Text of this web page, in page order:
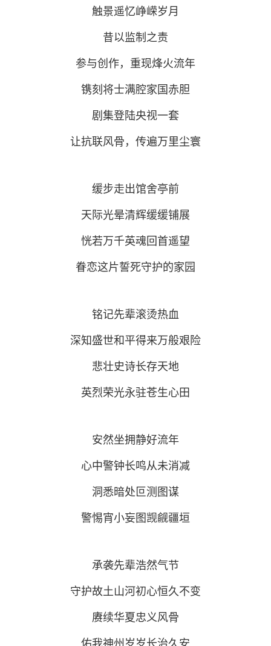
触景遥忆峥嵘岁月
昔以监制之责
参与创作，重现烽火流年
镌刻将士满腔家国赤胆
剧集登陆央视一套
让抗联风骨，传遍万里尘寰
缓步走出馆舍亭前
天际光晕清辉缓缓铺展
恍若万千英魂回首遥望
眷恋这片誓死守护的家园
铭记先辈滚烫热血
深知盛世和平得来万般艰险
悲壮史诗长存天地
英烈荣光永驻苍生心田
安然坐拥静好流年
心中警钟长鸣从未消减
洞悉暗处叵测图谋
警惕宵小妄图觊觎疆垣
承袭先辈浩然气节
守护故土山河初心恒久不变
赓续华夏忠义风骨
佑我神州岁岁长治久安